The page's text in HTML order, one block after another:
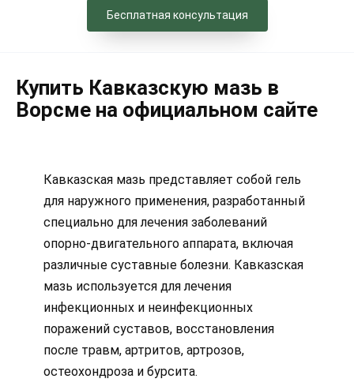
Бесплатная консультация
Купить Кавказскую мазь в
Ворсме на официальном сайте
Кавказская мазь представляет собой гель
для наружного применения, разработанный
специально для лечения заболеваний
опорно-двигательного аппарата, включая
различные суставные болезни. Кавказская
мазь используется для лечения
инфекционных и неинфекционных
поражений суставов, восстановления
после травм, артритов, артрозов,
остеохондроза и бурсита.